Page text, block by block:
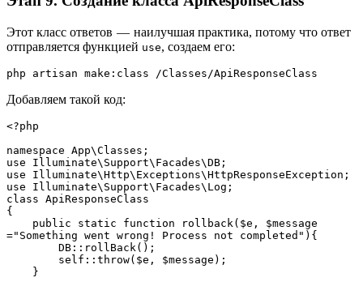
Этот класс ответов — наилучшая практика, потому что ответ
отправляется функцией use, создаем его:
php artisan make:class /Classes/ApiResponseClass
Добавляем такой код:
<?php
namespace App\Classes;
use Illuminate\Support\Facades\DB;
use Illuminate\Http\Exceptions\HttpResponseException;
use Illuminate\Support\Facades\Log;
class ApiResponseClass
{
="Something went wrong! Process not completed"){
        DB::rollBack();
        self::throw($e, $message);
    }